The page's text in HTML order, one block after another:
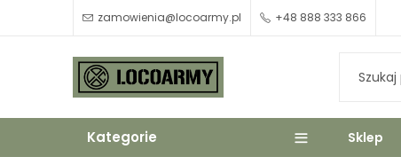
zamowienia@locoarmy.pl +48 888 333 866
Kategorie Sklep